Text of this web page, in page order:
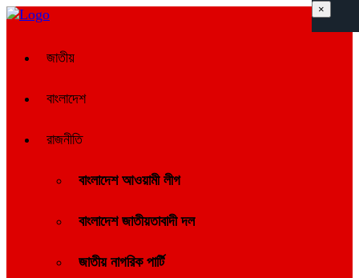
জাতীয়
বাংলাদেশ
রাজনীতি
বাংলাদেশ আওয়ামী লীগ
বাংলাদেশ জাতীয়তাবাদী দল
জাতীয় নাগরিক পার্টি
×